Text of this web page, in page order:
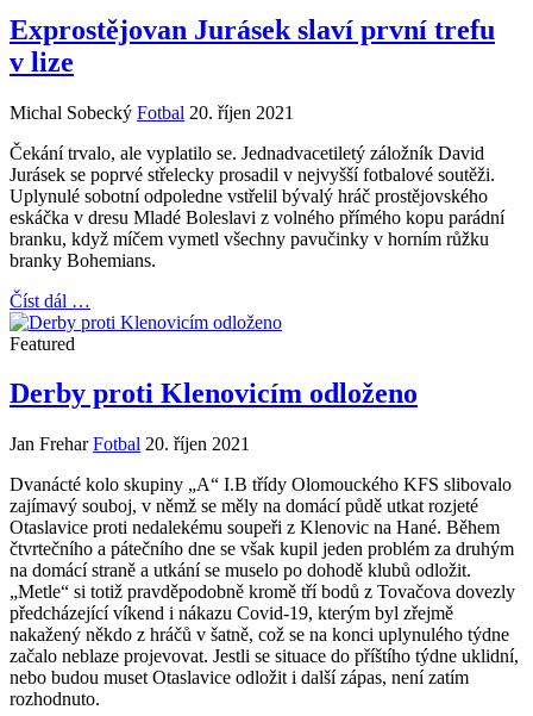
Exprostějovan Jurásek slaví první trefu
v lize
Michal Sobecký Fotbal 20. říjen 2021
Čekání trvalo, ale vyplatilo se. Jednadvacetiletý záložník David
Jurásek se poprvé střelecky prosadil v nejvyšší fotbalové soutěži.
Uplynulé sobotní odpoledne vstřelil bývalý hráč prostějovského
eskáčka v dresu Mladé Boleslavi z volného přímého kopu parádní
branku, když míčem vymetl všechny pavučinky v horním růžku
branky Bohemians.
Číst dál …
Featured
Derby proti Klenovicím odloženo
Jan Frehar Fotbal 20. říjen 2021
Dvanácté kolo skupiny „A“ I.B třídy Olomouckého KFS slibovalo
zajímavý souboj, v němž se měly na domácí půdě utkat rozjeté
Otaslavice proti nedalekému soupeři z Klenovic na Hané. Během
čtvrtečního a pátečního dne se však kupil jeden problém za druhým
na domácí straně a utkání se muselo po dohodě klubů odložit.
„Metle“ si totiž pravděpodobně kromě tří bodů z Tovačova dovezly
předcházející víkend i nákazu Covid-19, kterým byl zřejmě
nakažený někdo z hráčů v šatně, což se na konci uplynulého týdne
začalo neblaze projevovat. Jestli se situace do příštího týdne uklidní,
nebo budou muset Otaslavice odložit i další zápas, není zatím
rozhodnuto.